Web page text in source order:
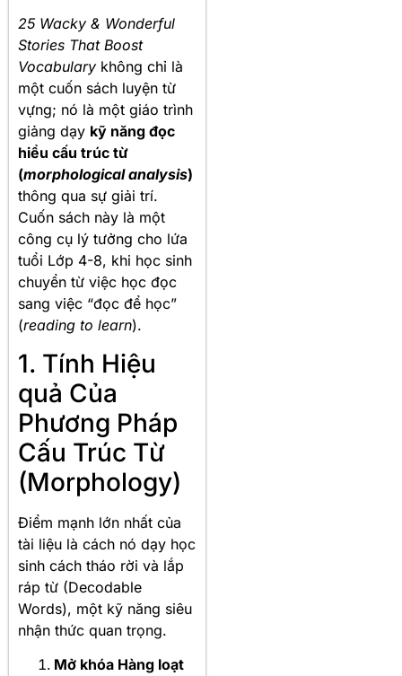
25 Wacky & Wonderful
Stories That Boost
Vocabulary không chỉ là
một cuốn sách luyện từ
vựng; nó là một giáo trình
giảng dạy kỹ năng đọc
hiểu cấu trúc từ
(morphological analysis)
thông qua sự giải trí.
Cuốn sách này là một
công cụ lý tưởng cho lứa
tuổi Lớp 4-8, khi học sinh
chuyển từ việc học đọc
sang việc “đọc để học”
(reading to learn).
1. Tính Hiệu
quả Của
Phương Pháp
Cấu Trúc Từ
(Morphology)
Điểm mạnh lớn nhất của
tài liệu là cách nó dạy học
sinh cách tháo rời và lắp
ráp từ (Decodable
Words), một kỹ năng siêu
nhận thức quan trọng.
Mở khóa Hàng loạt